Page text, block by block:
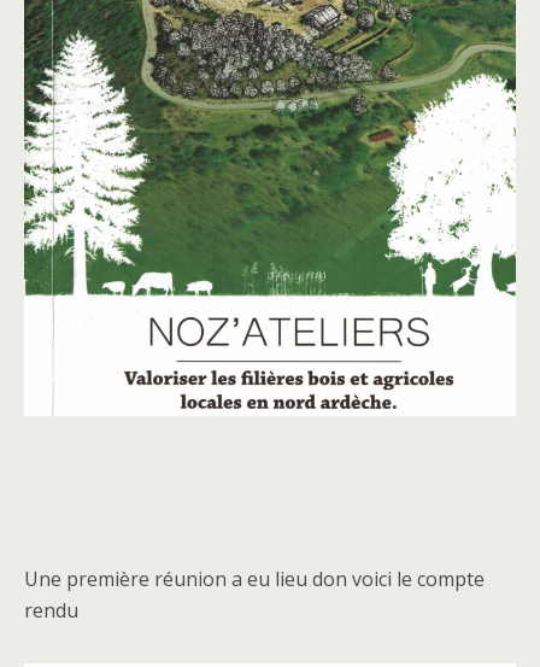
Une première réunion a eu lieu don voici le compte
rendu